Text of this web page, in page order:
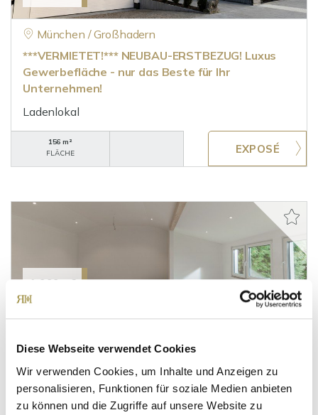
Diese Webseite verwendet Cookies
Wir verwenden Cookies, um Inhalte und Anzeigen zu
personalisieren, Funktionen für soziale Medien anbieten
zu können und die Zugriffe auf unsere Website zu
München / Großhadern
***VERMIETET!*** NEUBAU-ERSTBEZUG! Luxus
Gewerbefläche - nur das Beste für Ihr
Unternehmen!
Ladenlokal
156 m²
FLÄCHE
1.000,- €
***VERMIETET***KLEIN-FEIN-MEIN! Elegante
ruhig!
Bürofläche